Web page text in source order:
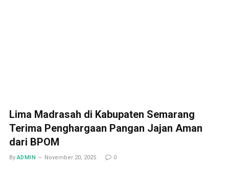
Lima Madrasah di Kabupaten Semarang
Terima Penghargaan Pangan Jajan Aman
dari BPOM
By ADMIN November 20, 2025 0